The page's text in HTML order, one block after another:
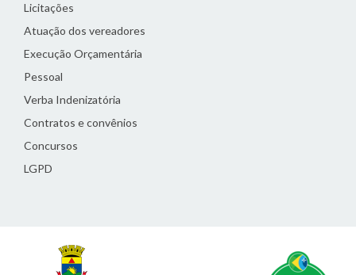
Licitações
Atuação dos vereadores
Execução Orçamentária
Pessoal
Verba Indenizatória
Contratos e convênios
Concursos
LGPD